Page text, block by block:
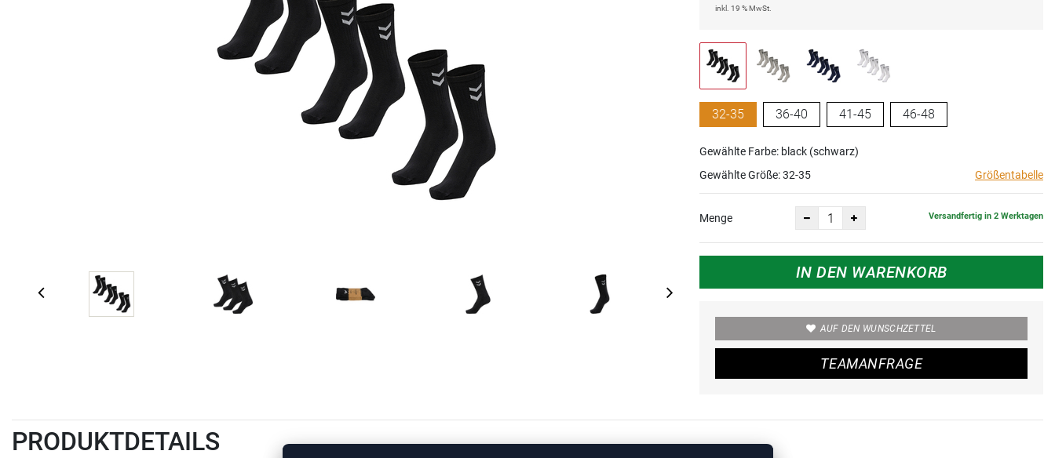
inkl. 19 % MwSt.
32-35 36-40 41-45 46-48
Gewählte Farbe: black (schwarz)
Gewählte Größe:32-35 Größentabelle
Menge Versandfertig in 2 Werktagen
IN DEN WARENKORB
AUF DEN WUNSCHZETTEL
TEAMANFRAGE
PRODUKTDETAILS